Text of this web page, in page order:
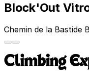
Block'Out
Chemin de la Bastide
Climbing